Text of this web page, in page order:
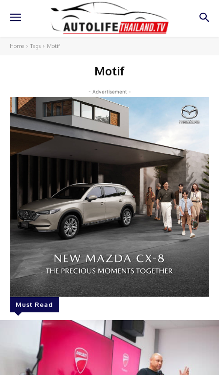
Home Tags Motif
Motif
- Advertisement -
Must Read